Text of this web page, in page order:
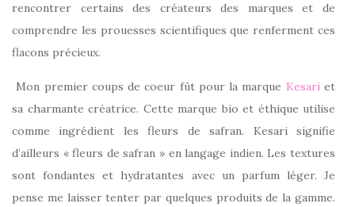
rencontrer certains des créateurs des marques et de
comprendre les prouesses scientifiques que renferment ces
flacons précieux.
Mon premier coups de coeur fût pour la marque Kesariet
sa charmante créatrice. Cette marque bio et éthique utilise
comme ingrédient les fleurs de safran. Kesari signifie
d’ailleurs « fleurs de safran » en langage indien. Les textures
sont fondantes et hydratantes avec un parfum léger. Je
pense me laisser tenter par quelques produits de la gamme.